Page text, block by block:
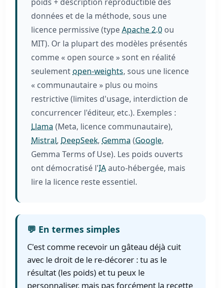
poids + description reproductible des
données et de la méthode, sous une
licence permissive (typeApache 2.0 ou
MIT). Or la plupart des modèles présentés
comme « open source » sont en réalité
seulementopen-weights, sous une licence
« communautaire » plus ou moins
restrictive (limites d'usage, interdiction de
concurrencer l'éditeur, etc.). Exemples :
Llama (Meta, licence communautaire),
Mistral,DeepSeek,Gemma (Google,
Gemma Terms of Use). Les poids ouverts
ont démocratisé l'IAauto-hébergée, mais
lire la licence reste essentiel.
💬 En termes simples
C'est comme recevoir un gâteau déjà cuit
avec le droit de le re-décorer : tu as le
résultat (les poids) et tu peux le
personnaliser, mais pas forcément la recette